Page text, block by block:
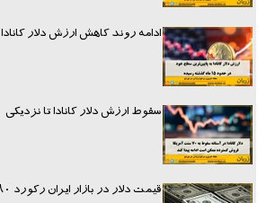
ادامه روند کاهش ارزش دلار کانادا
سقوط ارزش دلار کانادا تا نزدیکی ۷۰ سنت آمریکا
قیمت دلار در بازار ایران رکورد ۱۸۰ هزار تومان را شکست